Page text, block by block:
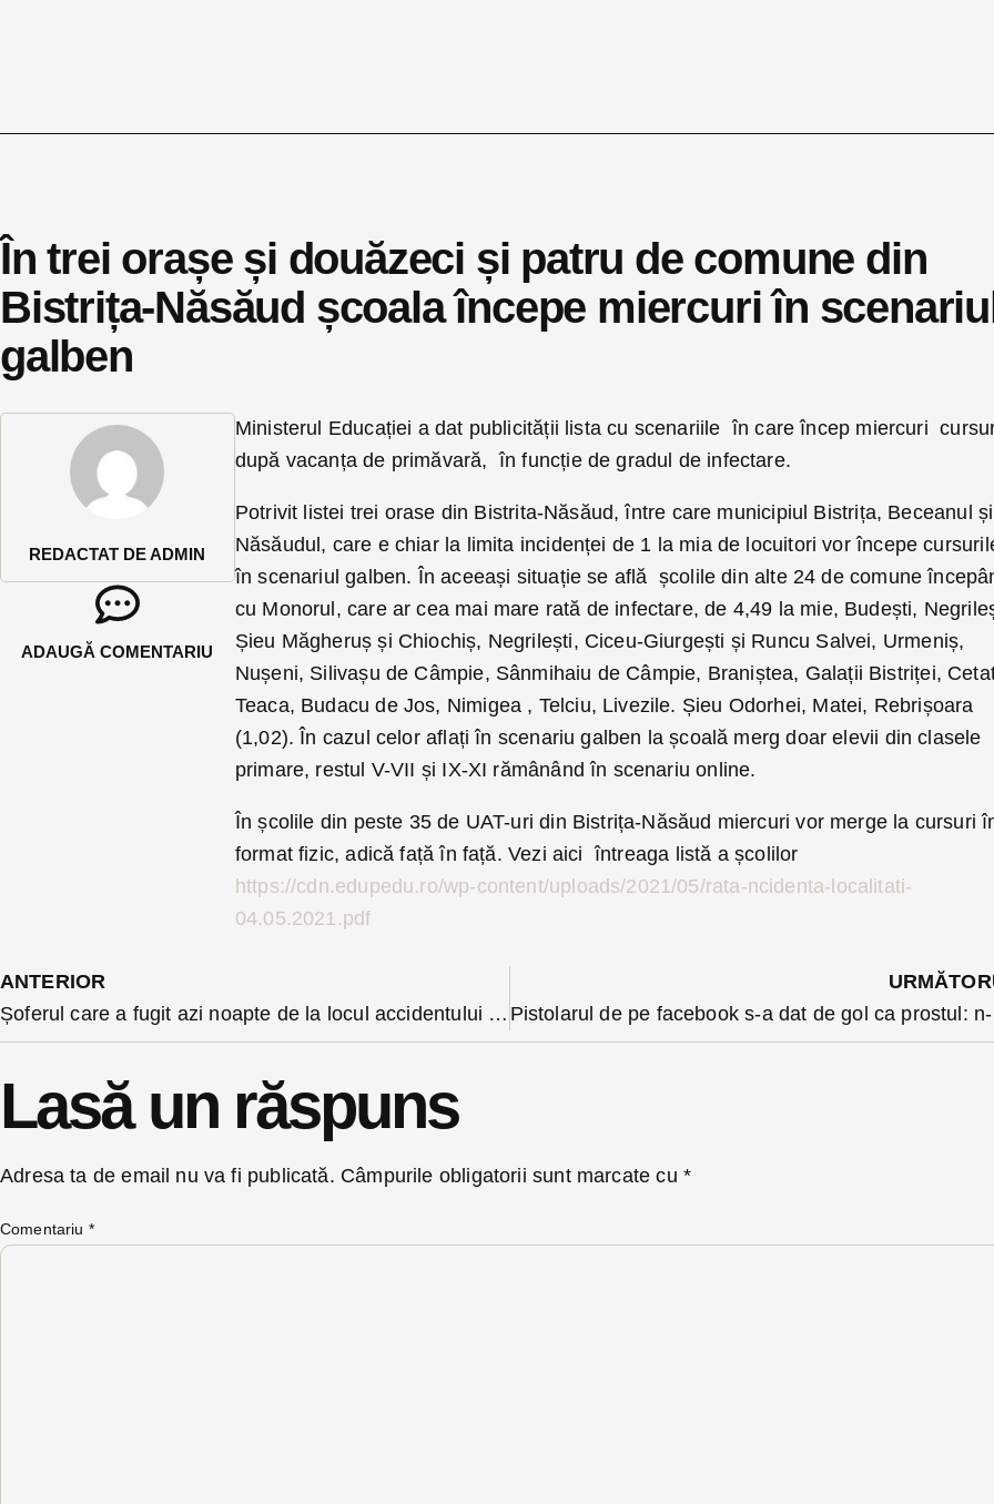
În trei orașe și douăzeci și patru de comune din
Bistrița-Năsăud școala începe miercuri în
galben
REDACTAT DE ADMIN
ADAUGĂ COMENTARIU
Ministerul Educației a dat publicității lista cu scenariile în care încep miercuri
după vacanța de primăvară, în funcție de gradul de infectare.
Potrivit listei trei orase din Bistrita-Năsăud, între care municipiul Bistrița, Beceanul și
Năsăudul, care e chiar la limita incidenței de 1 la mia de locuitori vor începe
în scenariul galben. În aceeași situație se află școlile din alte 24 de comune
cu Monorul, care ar cea mai mare rată de infectare, de 4,49 la mie, Budești,
Șieu Măgheruș și Chiochiș, Negrilești, Ciceu-Giurgești și Runcu Salvei, Urmeniș,
Nușeni, Silivașu de Câmpie, Sânmihaiu de Câmpie, Braniștea, Galații Bistriței,
Teaca, Budacu de Jos, Nimigea , Telciu, Livezile. Șieu Odorhei, Matei, Rebrișoara
(1,02). În cazul celor aflați în scenariu galben la școală merg doar elevii din clasele
primare, restul V-VII și IX-XI rămânând în scenariu online.
În școlile din peste 35 de UAT-uri din Bistrița-Năsăud miercuri vor merge la cursuri
format fizic, adică față în față. Vezi aici întreaga listă a școlilor
https://cdn.edupedu.ro/wp-content/uploads/2021/05/rata-ncidenta-localitati-
04.05.2021.pdf
ANTERIOR
Șoferul care a fugit azi noapte de la locul accidentului după ce a lovit un biciclist în Cepari a fost găsit
Lasă un răspuns
Adresa ta de email nu va fi publicată. Câmpurile obligatorii sunt marcate cu *
Comentariu *